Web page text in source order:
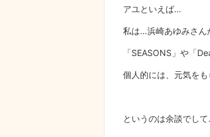
アユといえば…
私は…浜崎あゆみさ
「SEASONS 」や「
個人的には、元気を
というのは余談でし